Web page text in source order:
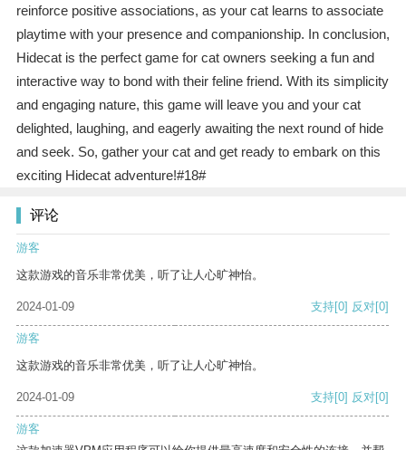
reinforce positive associations, as your cat learns to associate
playtime with your presence and companionship. In conclusion,
Hidecat is the perfect game for cat owners seeking a fun and
interactive way to bond with their feline friend. With its simplicity
and engaging nature, this game will leave you and your cat
delighted, laughing, and eagerly awaiting the next round of hide
and seek. So, gather your cat and get ready to embark on this
exciting Hidecat adventure!#18#
评论
游客
这款游戏的音乐非常优美，听了让人心旷神怡。
2024-01-09 支持[0] 反对[0]
游客
这款游戏的音乐非常优美，听了让人心旷神怡。
2024-01-09 支持[0] 反对[0]
游客